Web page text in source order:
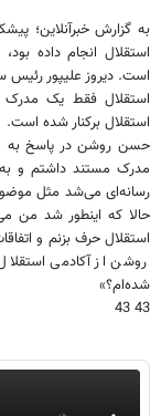
به گزارش خبرآنلاین؛
استقلال انجام داده
است. دیروز علیپور
استقلال فقط یک
استقلال برکنار شده است.
مدرک مستند داشتم و
رسانه‌ای می‌شد مثل
حالا که اینطور شد من
استقلال حرف بزنم و
روشن از آکادمی
شده‌ام؟»
43 43